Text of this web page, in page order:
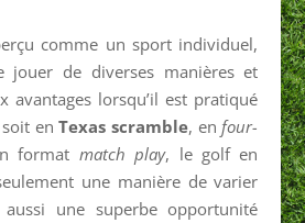
comme un sport individuel,
jouer de diverses manières et
avantages lorsqu’il est pratiqué
soit enTexas scramble, en four-
format match play, le golf en
une manière de varier
une superbe opportunité